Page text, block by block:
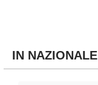
IN NAZIONALE